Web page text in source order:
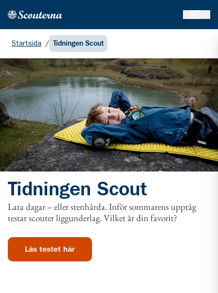
Hem
Startsida / Tidningen Scout
Tidningen Scout
Lata dagar – eller stenhårda. Inför sommarens upptåg
testar scouter liggunderlag. Vilket är din favorit?
Läs testet här